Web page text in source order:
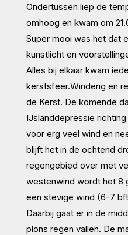
Ondertussen liep de
omhoog en kwam om
Super mooi was het dat
kunstlicht en
Alles bij elkaar kwam
kerstsfeer.Winderig en
de Kerst. De komende
IJslanddepressie
voor erg veel wind en
blijft het in de ochtend
regengebied over met
westenwind wordt het 8
een stevige wind (6-7
Daarbij gaat er in de
plons regen vallen. De